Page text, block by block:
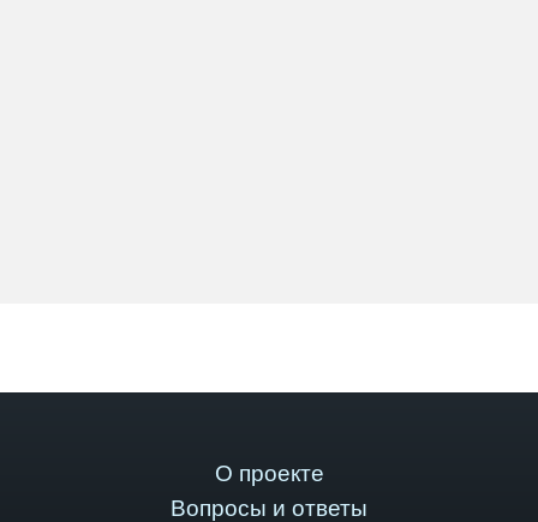
О проекте
Вопросы и ответы